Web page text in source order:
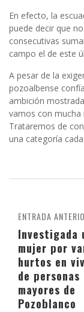
En efecto, la
puede decir que
consecutivas
campo el de este
A pesar de la
pozoalbense
ambición
vamos con mucha
Trataremos de
una categoría
ENTRADA
Investigada
mujer por
hurtos en
de personas
mayores de
Pozoblanco